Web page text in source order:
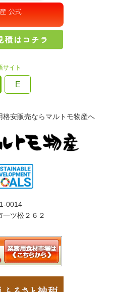
サイト
E
安販売ならマルトモ物産へ
0014
一ツ松２６２